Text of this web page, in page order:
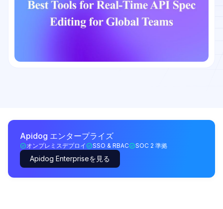
Apidog エンタープライズ
オンプレミスデプロイ SSO & RBAC SOC 2 準拠
Apidog Enterpriseを見る